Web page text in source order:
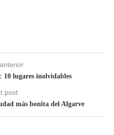
10 lugares inolvidables
post
más bonita del Algarve